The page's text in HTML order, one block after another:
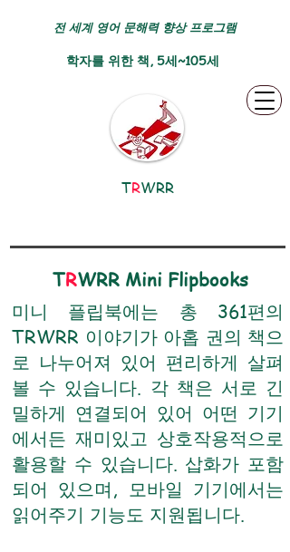
전 세계 영어 문해력 향상 프로그램
학자를 위한 책, 5세~105세
TRWRR
TRWRR Mini Flipbooks
미니 플립북에는 총 361편의
TRWRR 이야기가 아홉 권의 책으
로 나누어져 있어 편리하게 살펴
볼 수 있습니다. 각 책은 서로 긴
밀하게 연결되어 있어 어떤 기기
에서든 재미있고 상호작용적으로
활용할 수 있습니다. 삽화가 포함
되어 있으며, 모바일 기기에서는
읽어주기 기능도 지원됩니다.